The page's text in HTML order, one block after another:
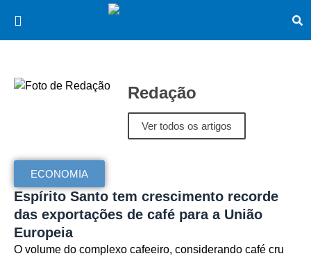
Redação
Ver todos os artigos
ECONOMIA
Espírito Santo tem crescimento recorde
das exportações de café para a União
Europeia
O volume do complexo cafeeiro, considerando café cru